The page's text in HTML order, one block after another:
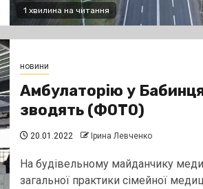
1 хвилина на читання
новини
Амбулаторію у
зводять (ФОТО)
20.01.2022 Ірина Левченко
На будівельному майданчику
загальної практики сімейної